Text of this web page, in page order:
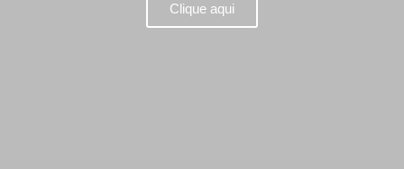
Clique aqui